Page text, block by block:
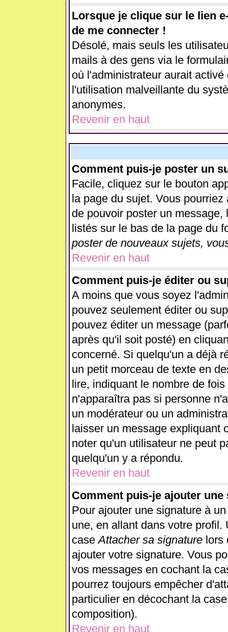
Lorsque je clique sur le lien
de me connecter !
Désolé, mais seuls les
mails à des gens via le
où l'administrateur aurait
l'utilisation malveillante du
anonymes.
Revenir en haut
Comment puis-je poster un
Facile, cliquez sur le bouton
la page du sujet. Vous
de pouvoir poster un
listés sur le bas de la page du
poster de nouveaux sujets,
Revenir en haut
Comment puis-je éditer ou
A moins que vous soyez
pouvez seulement éditer ou
pouvez éditer un message
après qu'il soit posté) en
concerné. Si quelqu'un a déjà
un petit morceau de texte en
lire, indiquant le nombre de
n'apparaîtra pas si personne
un modérateur ou un
laisser un message expliquant
noter qu'un utilisateur ne peut
quelqu'un y a répondu.
Revenir en haut
Comment puis-je ajouter
Pour ajouter une signature à
une, en allant dans votre
caseAttacher sa signaturelors
ajouter votre signature. Vous
vos messages en cochant la
pourrez toujours empêcher
particulier en décochant la
composition).
Revenir en haut